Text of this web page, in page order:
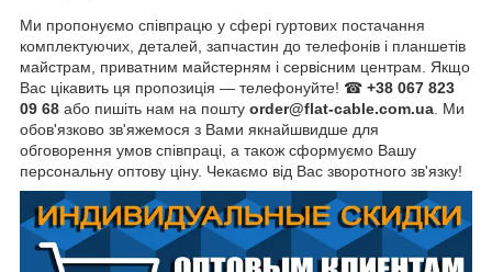
Ми пропонуємо співпрацю у сфері гуртових постачання
комплектуючих, деталей, запчастин до телефонів і планшетів
майстрам, приватним майстерням і сервісним центрам. Якщо
Вас цікавить ця пропозиція — телефонуйте! ☎ +38 067 823
09 68 або пишіть нам на пошту order@flat-cable.com.ua. Ми
обов'язково зв'яжемося з Вами якнайшвидше для
обговорення умов співпраці, а також сформуємо Вашу
персональну оптову ціну. Чекаємо від Вас зворотного зв'язку!